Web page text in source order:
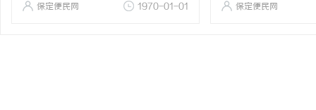
保定便民网 1970-01-01 保定便民网